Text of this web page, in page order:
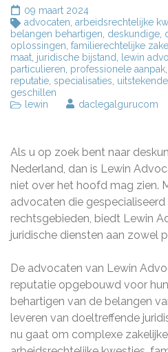
09 maart 2024
advocaten arbeidsrechtelijke
belangen behartigen deskundige
oplossingen familierechtelijke
maat juridische bijstand lewin
particulieren professionele aanpak
reputatie specialisaties
geschillen
lewin
daclegalgurucom
Als u op zoek bent naar
Nederland, dan is Lewin
niet over het hoofd mag zien.
advocaten die
rechtsgebieden, biedt Lewin
juridische diensten aan zowel
De advocaten van Lewin
reputatie opgebouwd voor
behartigen van de belangen
leveren van doeltreffende
nu gaat om complexe